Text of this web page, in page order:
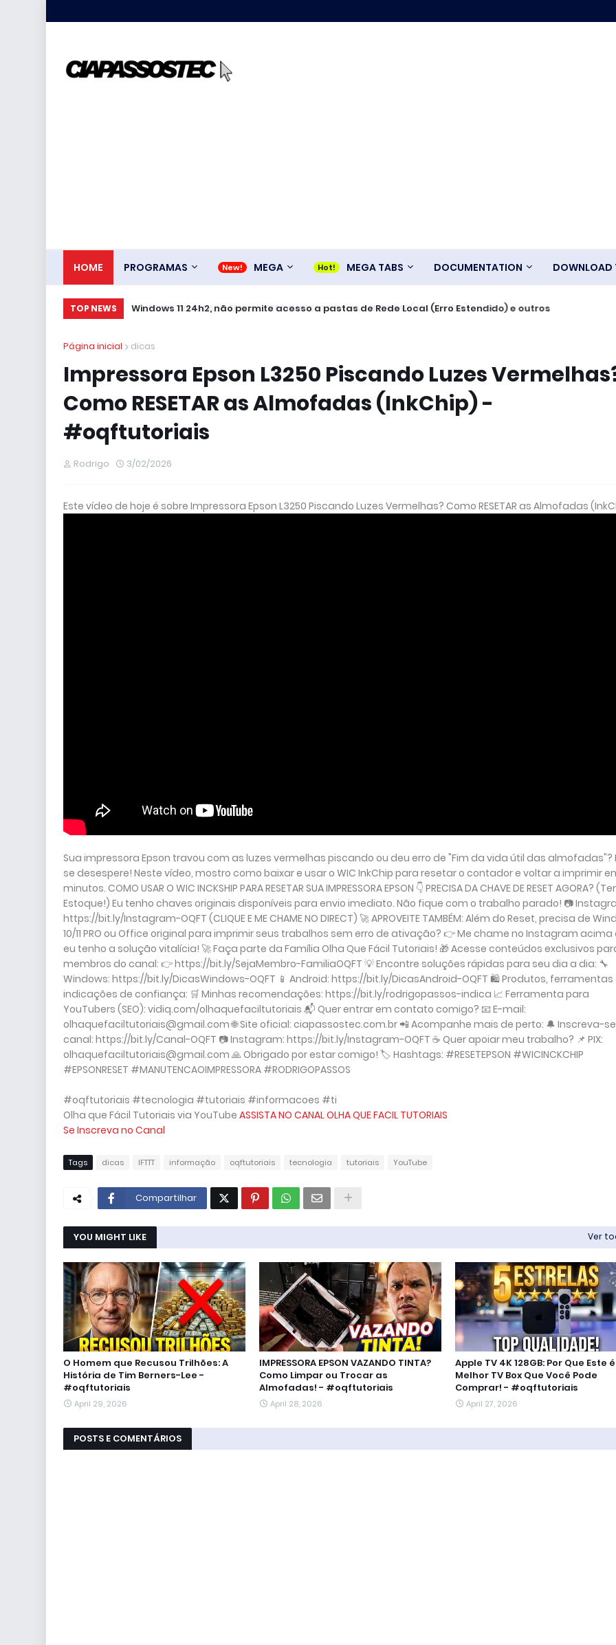
HOME PROGRAMAS MEGA MEGA TABS DOCUMENTATION DOWNLOAD
TOP NEWS Windows 11 24h2, não permite acesso a pastas de Rede Local (Erro Estendido) e outros
Página inicial dicas
Impressora Epson L3250 Piscando Luzes
Como RESETAR as Almofadas (InkChip) -
#oqftutoriais
Rodrigo 3/02/2026
Este vídeo de hoje é sobre Impressora Epson L3250 Piscando Luzes Vermelhas? Como RESETAR as Almofadas
Sua impressora Epson travou com as luzes vermelhas piscando ou deu erro de "Fim da vida útil das almofadas"?
se desespere! Neste vídeo, mostro como baixar e usar o WIC InkChip para resetar o contador e voltar a imprimir
minutos. COMO USAR O WIC INCKSHIP PARA RESETAR SUA IMPRESSORA EPSON 👇 PRECISA DA CHAVE DE RESET AGORA?
Estoque!) Eu tenho chaves originais disponíveis para envio imediato. Não fique com o trabalho parado! 📷
https://bit.ly/Instagram-OQFT (CLIQUE E ME CHAME NO DIRECT) 🚀 APROVEITE TAMBÉM: Além do Reset, precisa de
10/11 PRO ou Office original para imprimir seus trabalhos sem erro de ativação? 👉 Me chame no Instagram acima
eu tenho a solução vitalícia! 🚀 Faça parte da Família Olha Que Fácil Tutoriais! 🎁 Acesse conteúdos exclusivos
membros do canal: 👉 https://bit.ly/SejaMembro-FamiliaOQFT 💡 Encontre soluções rápidas para seu dia a dia: 🔧
Windows: https://bit.ly/DicasWindows-OQFT 📱 Android: https://bit.ly/DicasAndroid-OQFT 🛍 Produtos, ferramentas
indicações de confiança: 🛒 Minhas recomendações: https://bit.ly/rodrigopassos-indica 📈 Ferramenta para
YouTubers (SEO): vidiq.com/olhaquefaciltutoriais 📬 Quer entrar em contato comigo? 📧 E-mail:
olhaquefaciltutoriais@gmail.com 🌐 Site oficial: ciapassostec.com.br 📲 Acompanhe mais de perto: 🔔 Inscreva-
canal: https://bit.ly/Canal-OQFT 📷 Instagram: https://bit.ly/Instagram-OQFT ☕ Quer apoiar meu trabalho? 📌 PIX:
olhaquefaciltutoriais@gmail.com 🙏 Obrigado por estar comigo! 🏷 Hashtags: #RESETEPSON #WICINCKCHIP
#EPSONRESET #MANUTENCAOIMPRESSORA #RODRIGOPASSOS
#oqftutoriais #tecnologia #tutoriais #informacoes #ti
Olha que Fácil Tutoriais via YouTube ASSISTA NO CANAL OLHA QUE FACIL TUTORIAIS
Se Inscreva no Canal
Tags dicas IFTTT informação oqftutoriais tecnologia tutoriais YouTube
Compartilhar
YOU MIGHT LIKE Ver
O Homem que Recusou Trilhões: A
História de Tim Berners-Lee -
#oqftutoriais
April 29, 2026
IMPRESSORA EPSON VAZANDO TINTA?
Como Limpar ou Trocar as
Almofadas! - #oqftutoriais
April 28, 2026
Apple TV 4K 128GB: Por Que Este
Melhor TV Box Que Você Pode
Comprar! - #oqftutoriais
April 27, 2026
POSTS E COMENTÁRIOS